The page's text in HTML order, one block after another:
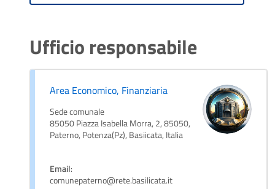
Ufficio responsabile
Area Economico, Finanziaria
Sede comunale
85050 Piazza Isabella Morra, 2, 85050,
Paterno, Potenza(Pz), Basiicata, Italia
Email:
comunepaterno@rete.basilicata.it